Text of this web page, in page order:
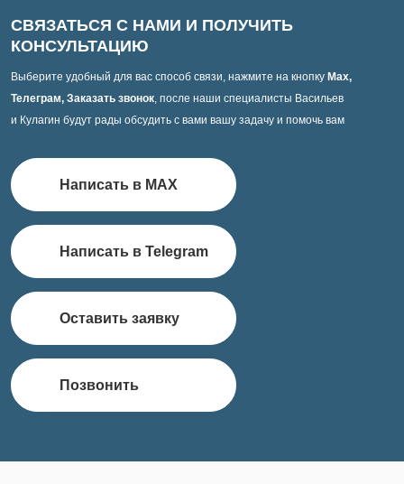
СВЯЗАТЬСЯ С НАМИ И ПОЛУЧИТЬ
КОНСУЛЬТАЦИЮ
Выберите удобный для вас способ связи, нажмите на кнопку Max,
Телеграм, Заказать звонок, после наши специалисты Васильев
и Кулагин будут рады обсудить с вами вашу задачу и помочь вам
Написать в MAX
Написать в Telegram
Оставить заявку
Позвонить